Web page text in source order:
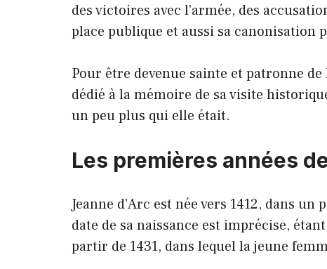
des victoires avec l'armée, des
place publique et aussi sa canonisation
Pour être devenue sainte et patronne
dédié à la mémoire de sa visite
un peu plus qui elle était.
Les premières années
Jeanne d'Arc est née vers 1412, dans
date de sa naissance est imprécise,
partir de 1431, dans lequel la jeune